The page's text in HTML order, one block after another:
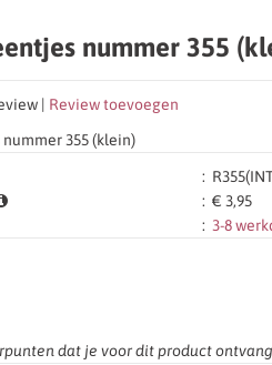
nummer 355
| Review toevoegen
355 (klein)
:
: € 3,95
: 3-8
dat je voor dit product